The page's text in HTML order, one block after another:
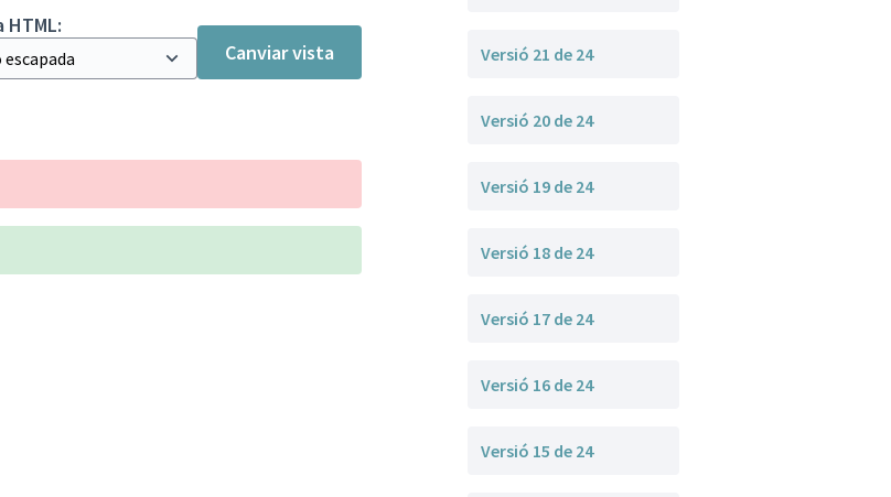
HTML:
Canviar vista
Versió 21 de 24
Versió 20 de 24
Versió 19 de 24
Versió 18 de 24
Versió 17 de 24
Versió 16 de 24
Versió 15 de 24